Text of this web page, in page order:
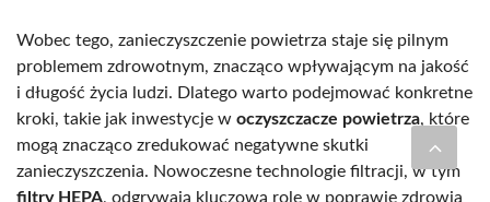
Wobec tego, zanieczyszczenie powietrza staje się pilnym
problemem zdrowotnym, znacząco wpływającym na jakość
i długość życia ludzi. Dlatego warto podejmować konkretne
kroki, takie jak inwestycje w oczyszczacze powietrza, które
mogą znacząco zredukować negatywne skutki
zanieczyszczenia. Nowoczesne technologie filtracji, w tym
filtry HEPA, odgrywają kluczową rolę w poprawie zdrowia